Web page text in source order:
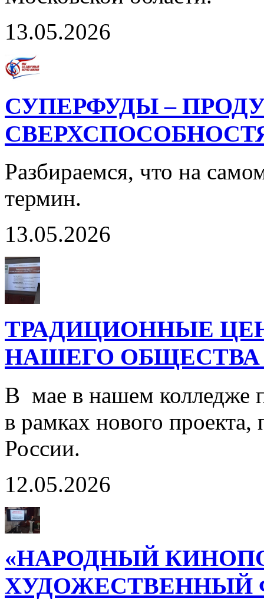
13.05.2026
СУПЕРФУДЫ –
Разбираемся, что на
термин.
13.05.2026
ТРАДИЦИОННЫЕ
НАШЕГО ОБЩЕСТВА
В мае в нашем колледже
в рамках нового
России.
12.05.2026
«НАРОДНЫЙ